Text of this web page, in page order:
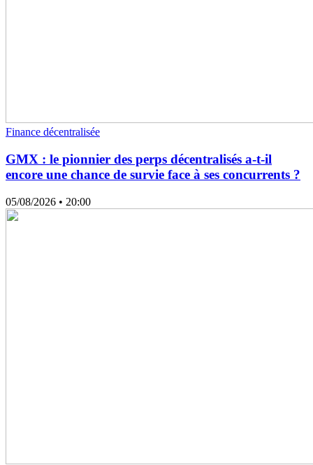
Finance décentralisée
GMX : le pionnier des perps décentralisés a-t-il
encore une chance de survie face à ses concurrents ?
05/08/2026 • 20:00